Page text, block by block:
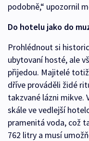
podobně,“ upozornil
Do hotelu jako do
Prohlédnout si
ubytovaní hosté, ale
přijedou. Majitelé
dříve prováděli židé
takzvané lázni mikve.
skále ve vedlejší
pramenitá voda, což
762 litry a musí